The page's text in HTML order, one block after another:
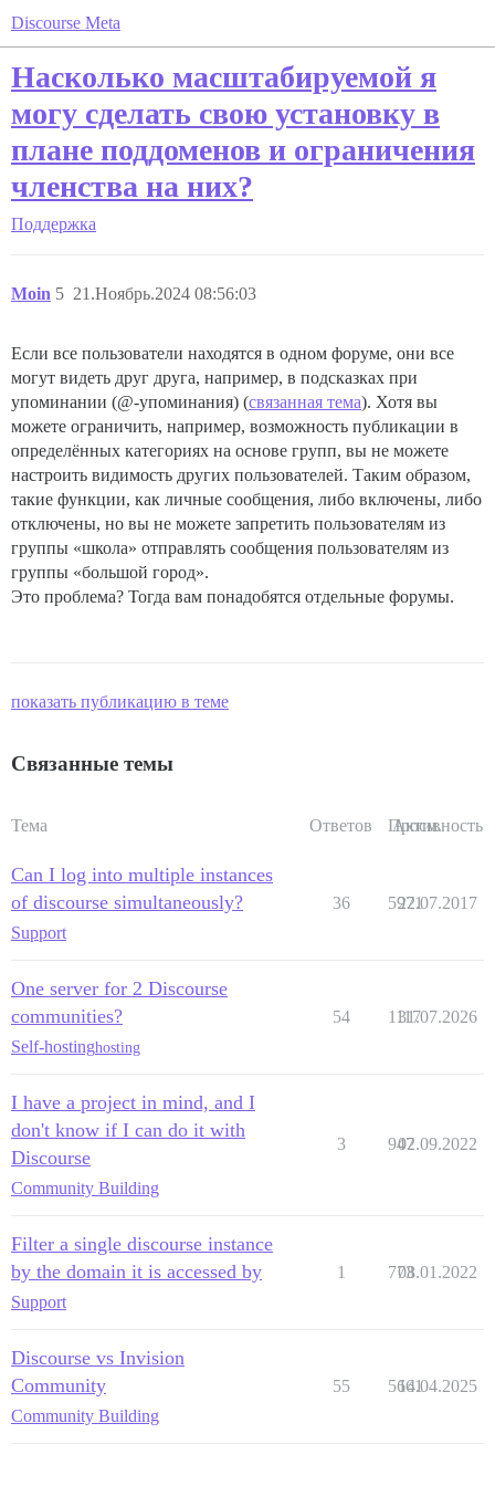
Discourse Meta
Насколько масштабируемой я
могу сделать свою установку в
плане поддоменов и ограничения
членства на них?
Поддержка
Moin 21.Ноябрь.2024 08:56:03
5
Если все пользователи находятся в одном форуме, они все
могут видеть друг друга, например, в подсказках при
упоминании (@-упоминания) (связанная тема). Хотя вы
можете ограничить, например, возможность публикации в
определённых категориях на основе групп, вы не можете
настроить видимость других пользователей. Таким образом,
такие функции, как личные сообщения, либо включены, либо
отключены, но вы не можете запретить пользователям из
группы «школа» отправлять сообщения пользователям из
группы «большой город».
Это проблема? Тогда вам понадобятся отдельные форумы.
показать публикацию в теме
Связанные темы
Тема Ответов Просм.
Активность
Can I log into multiple instances
of discourse simultaneously?
Support
36 5971
22.07.2017
One server for 2 Discourse
communities?
Self-hostinghosting
54 1117
31.07.2026
I have a project in mind, and I
don't know if I can do it with
Discourse
Community Building
3 947
02.09.2022
Filter a single discourse instance
by the domain it is accessed by
Support
1 773
08.01.2022
Discourse vs Invision
Community
Community Building
55 5661
14.04.2025